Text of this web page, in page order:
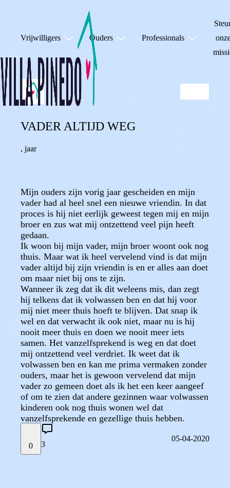
Vrijwilligers Ouders Professionals
VADER ALTIJD WEG
, jaar
Mijn ouders zijn vorig jaar gescheiden en mijn
vader had al heel snel een nieuwe vriendin. In dat
proces is hij niet eerlijk geweest tegen mij en mijn
broer en zus wat mij ontzettend veel pijn heeft
gedaan.
Ik woon bij mijn vader, mijn broer woont ook nog
thuis. Maar wat ik heel vervelend vind is dat mijn
vader altijd bij zijn vriendin is en er alles aan doet
om maar niet bij ons te zijn.
Wanneer ik zeg dat ik dit weleens mis, dan zegt
hij telkens dat ik volwassen ben en dat hij voor
mij niet meer thuis hoeft te blijven. Dat snap ik
wel en dat verwacht ik ook niet, maar nu is hij
nooit meer thuis en doen we nooit meer iets
samen. Het vanzelfsprekend is weg en dat doet
mij ontzettend veel verdriet. Ik weet dat ik
volwassen ben en kan me prima vermaken zonder
ouders, maar het is gewoon vervelend dat mijn
vader zo gemeen doet als ik het een keer aangeef
of om te zien dat andere gezinnen waar volwassen
kinderen ook nog thuis wonen wel dat
vanzelfsprekende en gezellige thuis hebben.
0 3
05-04-2020